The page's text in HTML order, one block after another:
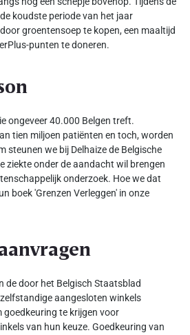
koudste periode van het jaar
groentensoep te kopen, een maaltijd
punten te doneren.
ongeveer 40.000 Belgen treft.
tien miljoen patiënten en toch, worden
steunen we bij Delhaize de Belgische
ziekte onder de aandacht wil brengen
onderzoek. Hoe we dat
boek 'Grenzen Verleggen' in onze
de door het Belgisch Staatsblad
aangesloten winkels
goedkeuring te krijgen voor
van hun keuze. Goedkeuring van